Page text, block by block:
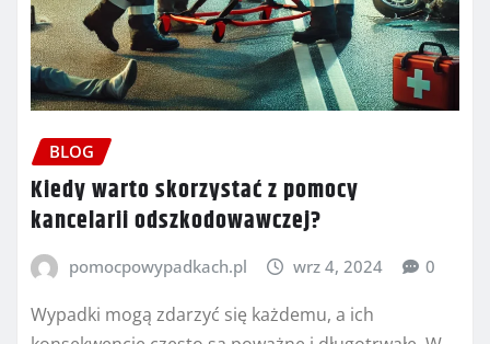
BLOG
Kiedy warto skorzystać z pomocy
kancelarii odszkodowawczej?
pomocpowypadkach.pl wrz 4, 2024 0
Wypadki mogą zdarzyć się każdemu, a ich